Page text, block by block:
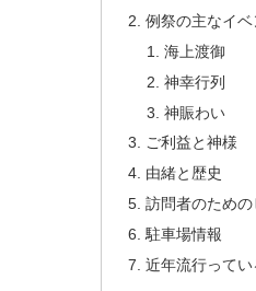
例祭の主なイ
海上渡御
神幸行列
神賑わい
ご利益と神様
由緒と歴史
訪問者のため
駐車場情報
近年流行って